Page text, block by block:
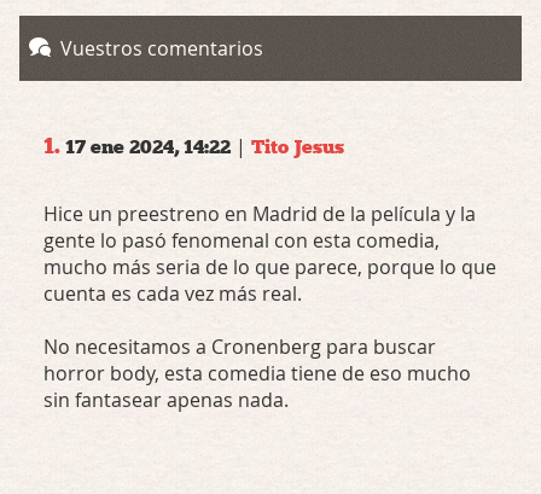
Vuestros comentarios
1. 17 ene 2024, 14:22 | Tito Jesus
Hice un preestreno en Madrid de la película y la
gente lo pasó fenomenal con esta comedia,
mucho más seria de lo que parece, porque lo que
cuenta es cada vez más real.
No necesitamos a Cronenberg para buscar
horror body, esta comedia tiene de eso mucho
sin fantasear apenas nada.